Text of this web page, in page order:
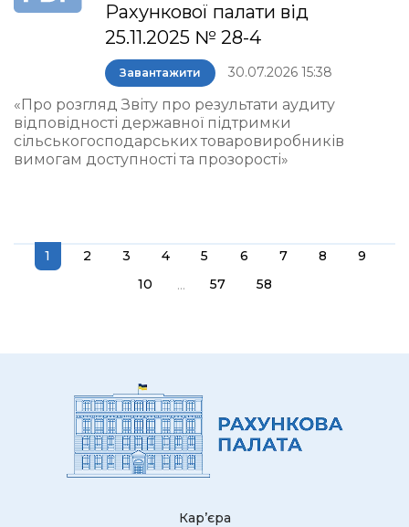
Рахункової палати від
25.11.2025 № 28-4
Завантажити 30.07.2026 15:38
«Про розгляд Звіту про результати аудиту
відповідності державної підтримки
сільськогосподарських товаровиробників
вимогам доступності та прозорості»
1 2 3 4 5 6 7 8
9
10
... 57 58
Кар’єра